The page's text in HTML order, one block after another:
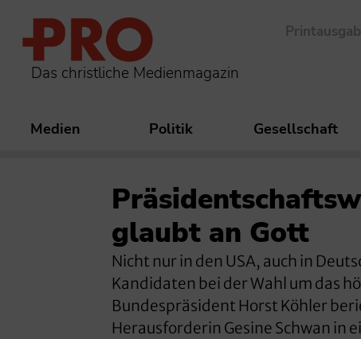
Das christliche Medienmagazin
Medien Politik Gesellschaft
glaubt an Gott
Nicht nur in den USA, auch in
Kandidaten bei der Wahl um das
Bundespräsident Horst Köhler
Herausforderin Gesine Schwan